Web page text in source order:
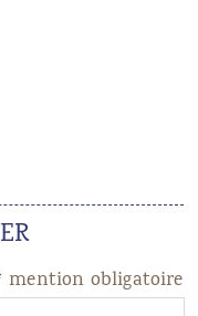
mention obligatoire